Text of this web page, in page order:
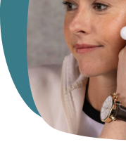
Hasta un
Nombre